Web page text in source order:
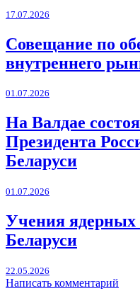
17.07.2026
Совещание по
внутреннего
01.07.2026
На Валдае
Президента
Беларуси
01.07.2026
Учения ядерных
Беларуси
22.05.2026
Написать комментарий